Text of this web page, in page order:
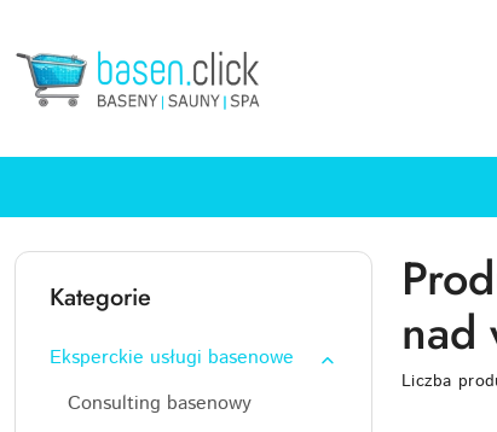
Kategorie
Eksperckie usługi basenowe
Consulting basenowy
nad
Liczba